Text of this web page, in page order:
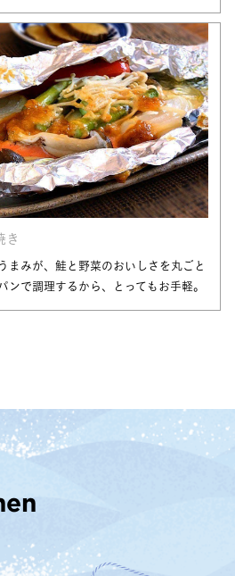
き
まみが、鮭と野菜のおいしさを丸ごと
ンで調理するから、とってもお手軽。